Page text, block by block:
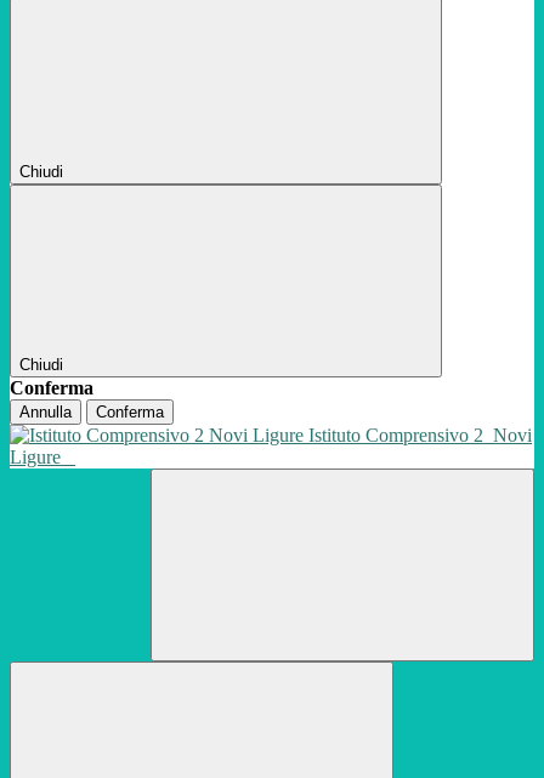
Chiudi
Chiudi
Conferma
Annulla Conferma
Istituto Comprensivo 2 Novi
Ligure